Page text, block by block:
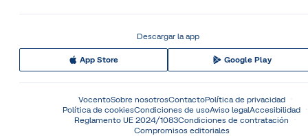
Descargar la app
App Store Google Play
VocentoSobre nosotrosContactoPolítica de privacidad
Política de cookiesCondiciones de usoAviso legalAccesibilidad
Reglamento UE 2024/1083Condiciones de contratación
Compromisos editoriales